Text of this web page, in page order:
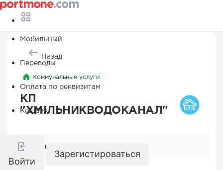
Мобильный
Переводы
Оплата по реквизитам
Кешбэк
Войти
Зарегистироваться
Назад
Коммунальные услуги
КП
"ХМІЛЬНИКВОДОКАНАЛ"
Реквизиты компании